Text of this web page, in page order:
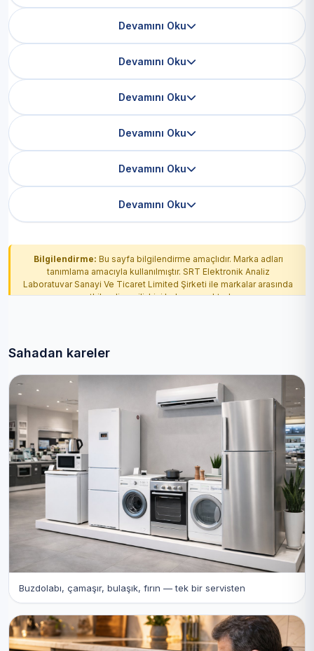
Devamını Oku
Devamını Oku
Devamını Oku
Devamını Oku
Devamını Oku
Devamını Oku
Bilgilendirme: Bu sayfa bilgilendirme amaçlıdır. Marka adları
tanımlama amacıyla kullanılmıştır. SRT Elektronik Analiz
Laboratuvar Sanayi Ve Ticaret Limited Şirketi ile markalar arasında
yetkilendirme ilişkisi bulunmamaktadır.
Sahadan kareler
Buzdolabı, çamaşır, bulaşık, fırın — tek bir servisten